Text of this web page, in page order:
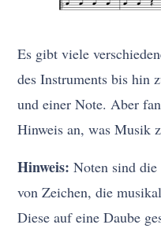
Es gibt viele
des Instruments bis hin
und einer Note. Aber
Hinweis an, was Musik
Hinweis: Noten sind
von Zeichen, die
Diese auf eine Daube